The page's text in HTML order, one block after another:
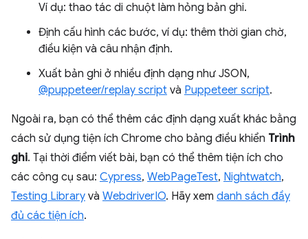
Ví dụ: thao tác di chuột làm hỏng bản ghi.
Định cấu hình các bước, ví dụ: thêm thời gian chờ,
điều kiện và câu nhận định.
Xuất bản ghi ở nhiều định dạng như JSON,
@puppeteer/replay script và Puppeteer script.
Ngoài ra, bạn có thể thêm các định dạng xuất khác bằng
cách sử dụng tiện ích Chrome cho bảng điều khiển Trình
ghi. Tại thời điểm viết bài, bạn có thể thêm tiện ích cho
các công cụ sau: Cypress, WebPageTest, Nightwatch,
Testing Library và WebdriverIO. Hãy xem danh sách đầy
đủ các tiện ích.